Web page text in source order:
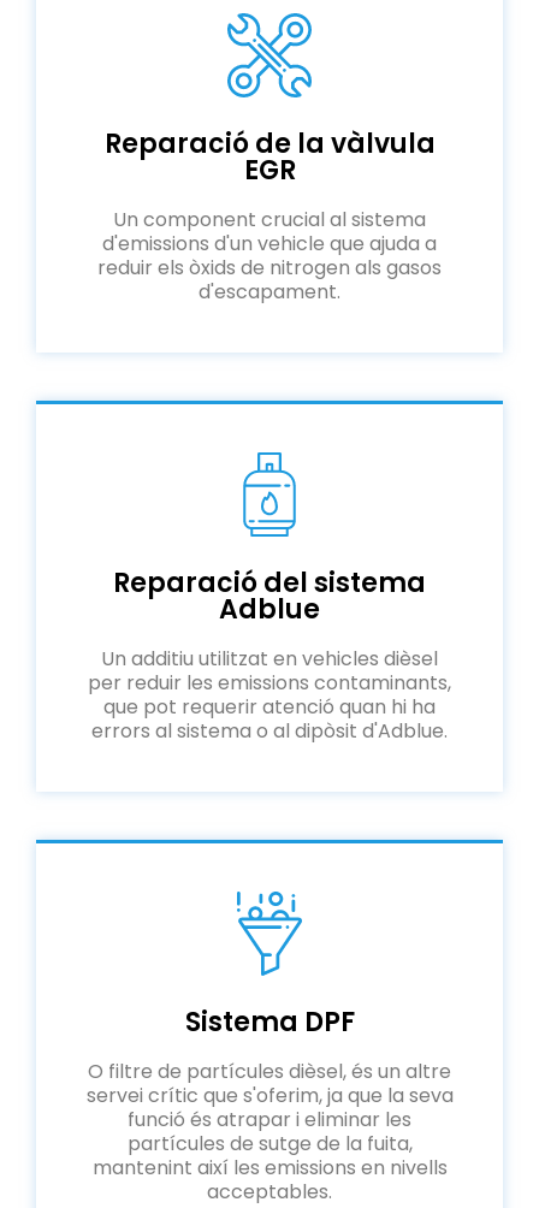
Reparació de la vàlvula
EGR
Un component crucial al sistema
d'emissions d'un vehicle que ajuda a
reduir els òxids de nitrogen als gasos
d'escapament.
Reparació del sistema
Adblue
Un additiu utilitzat en vehicles dièsel
per reduir les emissions contaminants,
que pot requerir atenció quan hi ha
errors al sistema o al dipòsit d'Adblue.
Sistema DPF
O filtre de partícules dièsel, és un altre
servei crític que s'oferim, ja que la seva
funció és atrapar i eliminar les
partícules de sutge de la fuita,
mantenint així les emissions en nivells
acceptables.